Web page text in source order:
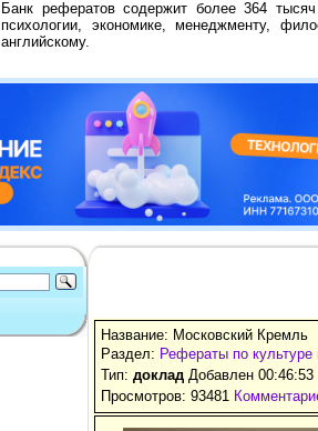
Банк рефератов содержит более 364
психологии, экономике, менеджменту,
английскому.
Название: Московский Кремль
Раздел: Рефераты по культуре
Тип: доклад Добавлен
Просмотров: 93481